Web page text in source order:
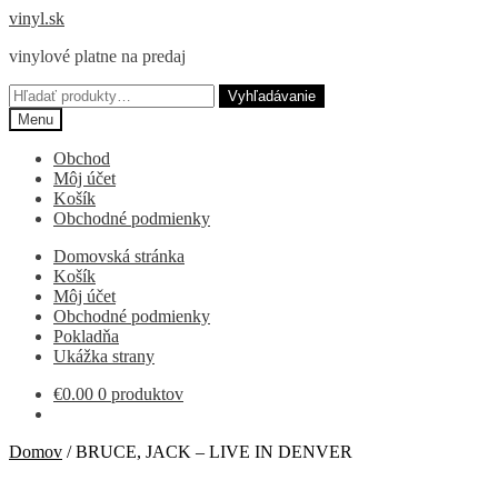
Preskočiť
navigáciu
Preskočiť
obsah
vinyl.sk
vinylové platne na predaj
Hľadať:
Vyhľadávanie
Menu
Obchod
Môj účet
Košík
Obchodné podmienky
Domovská stránka
Košík
Môj účet
Obchodné podmienky
Pokladňa
Ukážka strany
€0.00 0 produktov
Domov /BRUCE, JACK – LIVE IN DENVER